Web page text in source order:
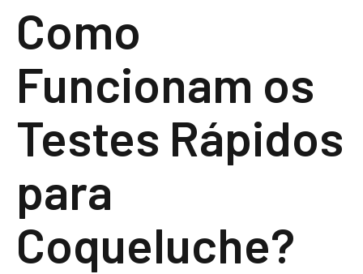
Como
Funcionam os
Testes Rápidos
para
Coqueluche?